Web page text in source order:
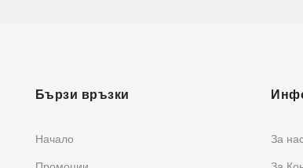
Бързи връзки
Начало За